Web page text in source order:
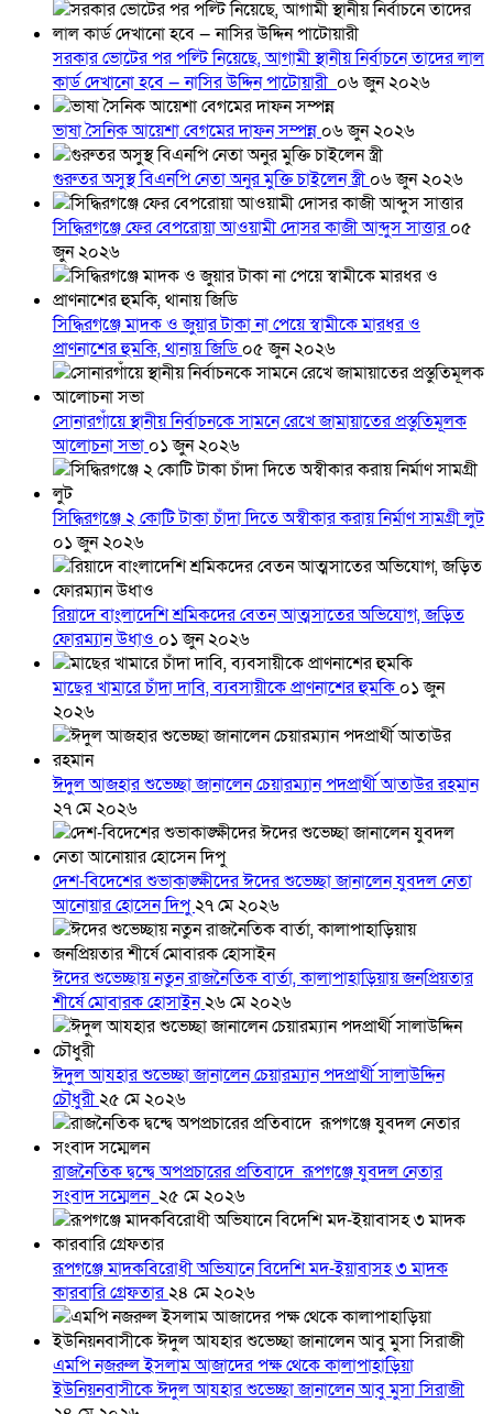
সরকার ভোটের পর পল্টি নিয়েছে, আগামী স্থানীয় নির্বাচনে তাদের লাল
কার্ড দেখানো হবে — নাসির উদ্দিন পাটোয়ারী ০৬ জুন ২০২৬
ভাষা সৈনিক আয়েশা বেগমের দাফন সম্পন্ন ০৬ জুন ২০২৬
গুরুতর অসুস্থ বিএনপি নেতা অনুর মুক্তি চাইলেন স্ত্রী০৬ জুন ২০২৬
সিদ্ধিরগঞ্জে ফের বেপরোয়া আওয়ামী দোসর কাজী আব্দুস সাত্তার০৫
জুন ২০২৬
সিদ্ধিরগঞ্জে মাদক ও জুয়ার টাকা না পেয়ে স্বামীকে মারধর ও
প্রাণনাশের হুমকি, থানায় জিডি০৫ জুন ২০২৬
সোনারগাঁয়ে স্থানীয় নির্বাচনকে সামনে রেখে জামায়াতের প্রস্তুতিমূলক
আলোচনা সভা ০১ জুন ২০২৬
সিদ্ধিরগঞ্জে ২ কোটি টাকা চাঁদা দিতে অস্বীকার করায় নির্মাণ সামগ্রী লুট
০১ জুন ২০২৬
রিয়াদে বাংলাদেশি শ্রমিকদের বেতন আত্মসাতের অভিযোগ, জড়িত
ফোরম্যান উধাও ০১ জুন ২০২৬
মাছের খামারে চাঁদা দাবি, ব্যবসায়ীকে প্রাণনাশের হুমকি ০১ জুন
২০২৬
ঈদুল আজহার শুভেচ্ছা জানালেন চেয়ারম্যান পদপ্রার্থী আতাউর রহমান
২৭ মে ২০২৬
দেশ-বিদেশের শুভাকাঙ্ক্ষীদের ঈদের শুভেচ্ছা জানালেন যুবদল নেতা
আনোয়ার হোসেন দিপু২৭ মে ২০২৬
ঈদের শুভেচ্ছায় নতুন রাজনৈতিক বার্তা, কালাপাহাড়িয়ায় জনপ্রিয়তার
শীর্ষে মোবারক হোসাইন২৬ মে ২০২৬
ঈদুল আযহার শুভেচ্ছা জানালেন চেয়ারম্যান পদপ্রার্থী সালাউদ্দিন
চৌধুরী২৫ মে ২০২৬
রাজনৈতিক দ্বন্দ্বে অপপ্রচারের প্রতিবাদে ‎রূপগঞ্জে যুবদল নেতার
সংবাদ সম্মেলন ‎ ২৫ মে ২০২৬
রূপগঞ্জে মাদকবিরোধী অভিযানে বিদেশি মদ-ইয়াবাসহ ৩ মাদক
কারবারি গ্রেফতার২৪ মে ২০২৬
এমপি নজরুল ইসলাম আজাদের পক্ষ থেকে কালাপাহাড়িয়া
ইউনিয়নবাসীকে ঈদুল আযহার শুভেচ্ছা জানালেন আবু মুসা সিরাজী